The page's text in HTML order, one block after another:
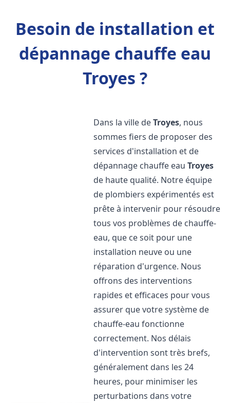
Besoin de installation et
dépannage chauffe eau
Troyes ?
Dans la ville deTroyes, nous
sommes fiers de proposer des
services d'installation et de
dépannage chauffe eauTroyes
de haute qualité. Notre équipe
de plombiers expérimentés est
prête à intervenir pour résoudre
tous vos problèmes de chauffe-
eau, que ce soit pour une
installation neuve ou une
réparation d'urgence. Nous
offrons des interventions
rapides et efficaces pour vous
assurer que votre système de
chauffe-eau fonctionne
correctement. Nos délais
d'intervention sont très brefs,
généralement dans les 24
heures, pour minimiser les
perturbations dans votre